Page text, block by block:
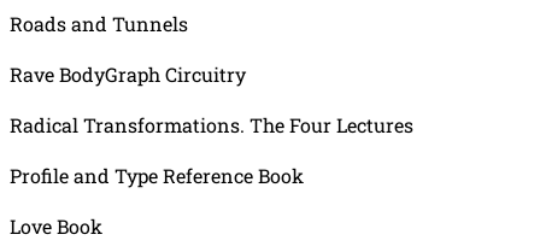
Roads and Tunnels
Rave BodyGraph Circuitry
Radical Transformations. The Four Lectures
Profile and Type Reference Book
Love Book